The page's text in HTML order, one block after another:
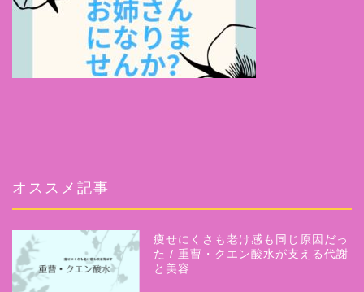
オススメ記事
痩せにくさも老け感も同じ原因だっ
た / 重曹・クエン酸水が支える代謝
と美容
プロフィール